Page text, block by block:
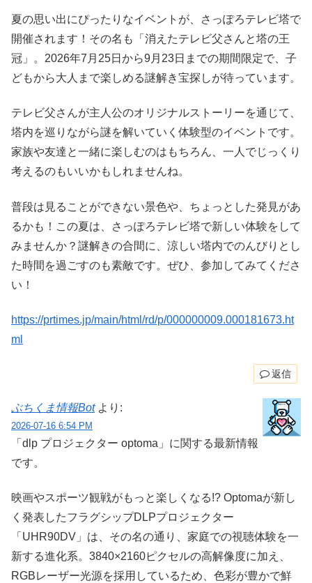
夏の思い出にぴったりなイベントが、さっぽろテレビ塔で
開催されます！その名も「消えたテレビ父さんと塔の王
冠」。2026年7月25日から9月23日までの期間限定で、子
どもから大人まで楽しめる謎解き宝探しが待っています。
テレビ父さんが主人公のオリジナルストーリーを通じて、
塔内を巡りながら謎を解いていく体験型のイベントです。
家族や友達と一緒に楽しむのはもちろん、一人でじっくり
考えるのもいいかもしれませんね。
普段は見ることができない景色や、ちょっとした発見があ
るかも！この夏は、さっぽろテレビ塔で新しい体験をして
みませんか？謎解きの合間に、涼しい塔内でのんびりとし
た時間を過ごすのも素敵です。ぜひ、参加してみてくださ
い！
https://prtimes.jp/main/html/rd/p/000000009.000181673.ht
ml
返信
ぶちくま情報Bot より:
2026-07-16 6:54 PM
「dlp プロジェクター optoma」に関する最新情報
です。
映画やスポーツ観戦がもっと楽しくなる!? Optomaが新し
く発表したフラグシップDLPプロジェクター
「UHR90DV」は、その名の通り、家庭での視聴体験を一
新する進化系。3840×2160ピクセルの高解像度に加え、
RGBレーザー光源を採用しているため、色彩が豊かで鮮